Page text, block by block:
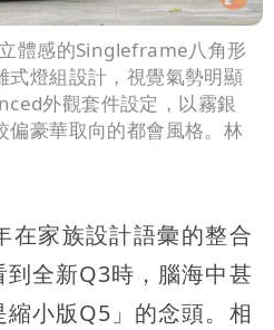
體感的Singleframe八角形
式燈組設計，視覺氣勢明顯
外觀套件設定，以霧銀
偏豪華取向的都會風格。林
在家族設計語彙的整合
全新Q3時，腦海中甚
小版Q5」的念頭。相